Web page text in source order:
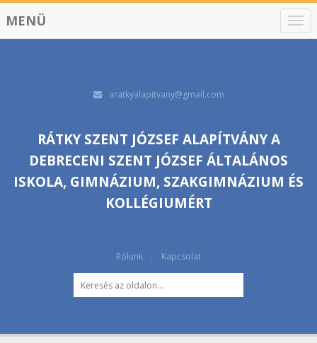
N
a
MENÜ
aratkyalapitvany@gmail.com
RÁTKY SZENT JÓZSEF ALAPÍTVÁNY A
DEBRECENI SZENT JÓZSEF ÁLTALÁNOS
ISKOLA, GIMNÁZIUM, SZAKGIMNÁZIUM ÉS
KOLLÉGIUMÉRT
Rólunk Kapcsolat